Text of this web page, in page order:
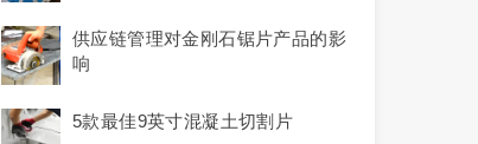
供应链管理对金刚石锯片产品的影
响
5款最佳9英寸混凝土切割片